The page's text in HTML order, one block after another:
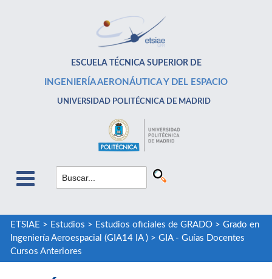
ESCUELA TÉCNICA SUPERIOR DE
INGENIERÍA AERONÁUTICA Y DEL ESPACIO
UNIVERSIDAD POLITÉCNICA DE MADRID
ETSIAE > Estudios > Estudios oficiales de GRADO> Grado en
Ingeniería Aeroespacial (GIA14 IA )> GIA - Guías Docentes
Cursos Anteriores